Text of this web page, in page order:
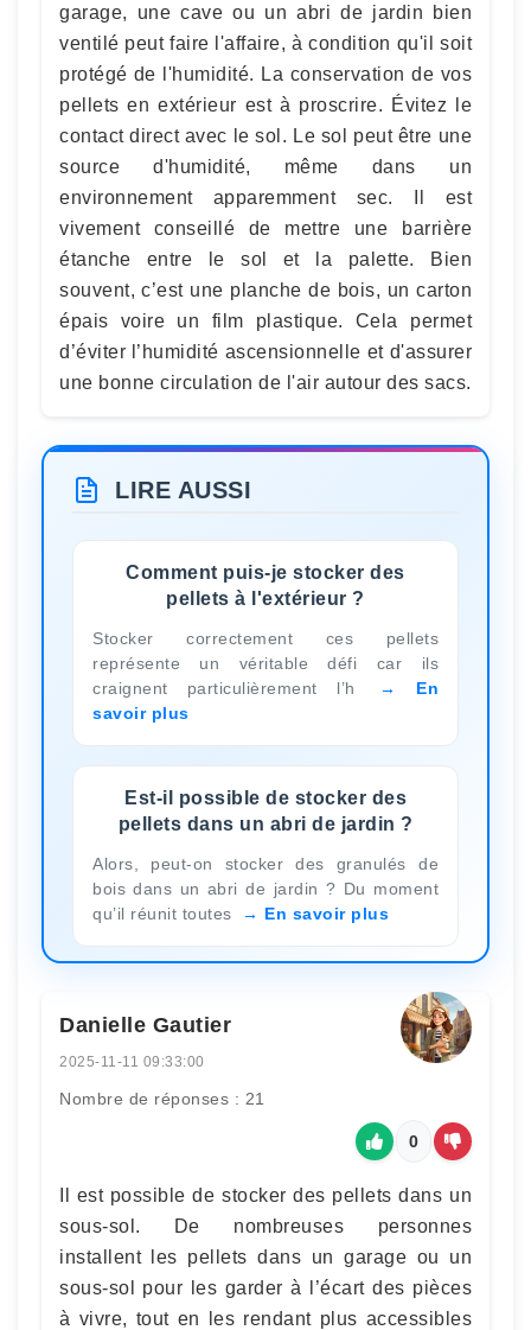
garage, une cave ou un abri de jardin bien
ventilé peut faire l'affaire, à condition qu'il soit
protégé de l'humidité. La conservation de vos
pellets en extérieur est à proscrire. Évitez le
contact direct avec le sol. Le sol peut être une
source d'humidité, même dans un
environnement apparemment sec. Il est
vivement conseillé de mettre une barrière
étanche entre le sol et la palette. Bien
souvent, c’est une planche de bois, un carton
épais voire un film plastique. Cela permet
d’éviter l’humidité ascensionnelle et d'assurer
une bonne circulation de l'air autour des sacs.
LIRE AUSSI
Comment puis-je stocker des
pellets à l'extérieur ?
Stocker correctement ces pellets
représente un véritable défi car ils
craignent particulièrement l’h
En
savoir plus
Est-il possible de stocker des
pellets dans un abri de jardin ?
Alors, peut-on stocker des granulés de
bois dans un abri de jardin ? Du moment
qu’il réunit toutes
En savoir plus
Danielle Gautier
2025-11-11 09:33:00
Nombre de réponses : 21
0
Il est possible de stocker des pellets dans un
sous-sol. De nombreuses personnes
installent les pellets dans un garage ou un
sous-sol pour les garder à l’écart des pièces
à vivre, tout en les rendant plus accessibles